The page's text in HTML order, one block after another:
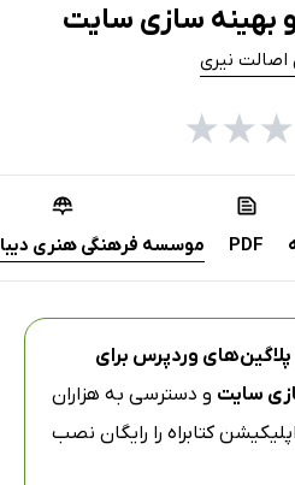
بهینه سازی سایت
نیری
★
★
★
PDF موسسه فرهنگی هنری
وردپرس برای
سایت و دسترسی به هزاران
اپلیکیشن کتابراه را رایگان نصب